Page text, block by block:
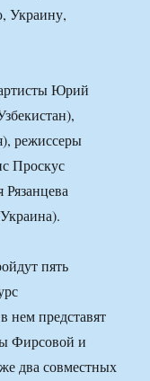
Украину,
Юрий
режиссеры
Проскус
Рязанцева
пять
нем представят
Фирсовой и
два совместных